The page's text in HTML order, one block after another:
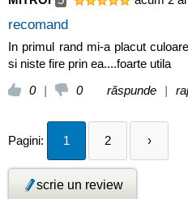
recomand
In primul rand mi-a placut
si niste fire prin ea....foarte utila
0
| 0 răspunde |
Pagini: 1 2 ›
scrie un review